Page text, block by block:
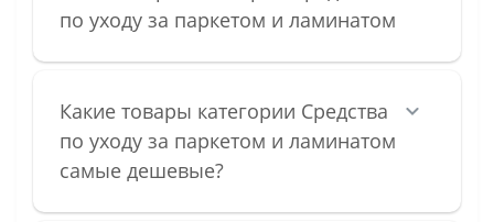
по уходу за паркетом и ламинатом
Какие товары категории Средства
по уходу за паркетом и ламинатом
самые дешевые?